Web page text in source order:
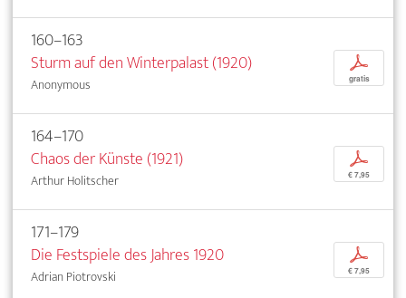
160–163
Sturm auf den Winterpalast (1920)
Anonymous
p
gratis
164–170
Chaos der Künste (1921)
Arthur Holitscher
p
€ 7,95
171–179
Die Festspiele des Jahres 1920
Adrian Piotrovski
p
€ 7,95